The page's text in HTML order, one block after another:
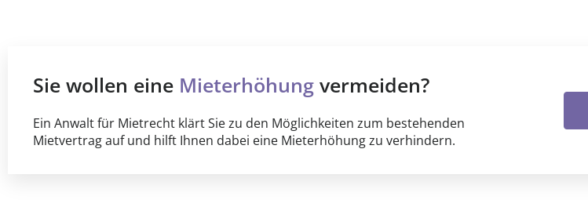
Sie wollen eine Mieterhöhung vermeiden?
Ein Anwalt für Mietrecht klärt Sie zu den Möglichkeiten zum bestehenden
Mietvertrag auf und hilft Ihnen dabei eine Mieterhöhung zu verhindern.